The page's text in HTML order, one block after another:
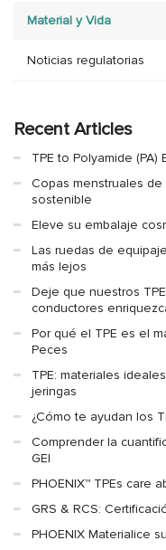
Material y Vida
Noticias regulatorias
Recent Articles
TPE to Polyamide (PA)
Copas menstruales de
sostenible
Eleve su embalaje
Las ruedas de
más lejos
Deje que nuestros
conductores
Por qué el TPE es el
Peces
TPE: materiales
jeringas
¿Cómo te ayudan los
Comprender la
GEI
PHOENIX™ TPEs care
GRS & RCS:
PHOENIX Materialice